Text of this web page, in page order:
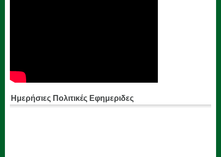
Ημερήσιες Πολιτικές Εφημεριδες